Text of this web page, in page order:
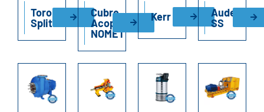
Toro
Split
Cubre
Acople
NOMET
Kerr
Audex
SS